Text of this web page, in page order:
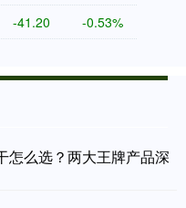
-41.20 -0.53%
怎么选？两大王牌产品深